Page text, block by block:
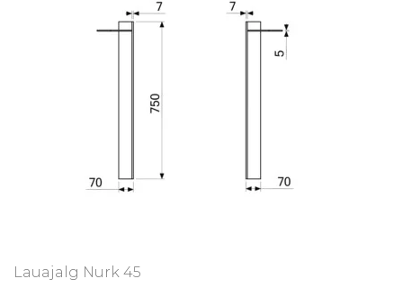
Lauajalg Nurk 45